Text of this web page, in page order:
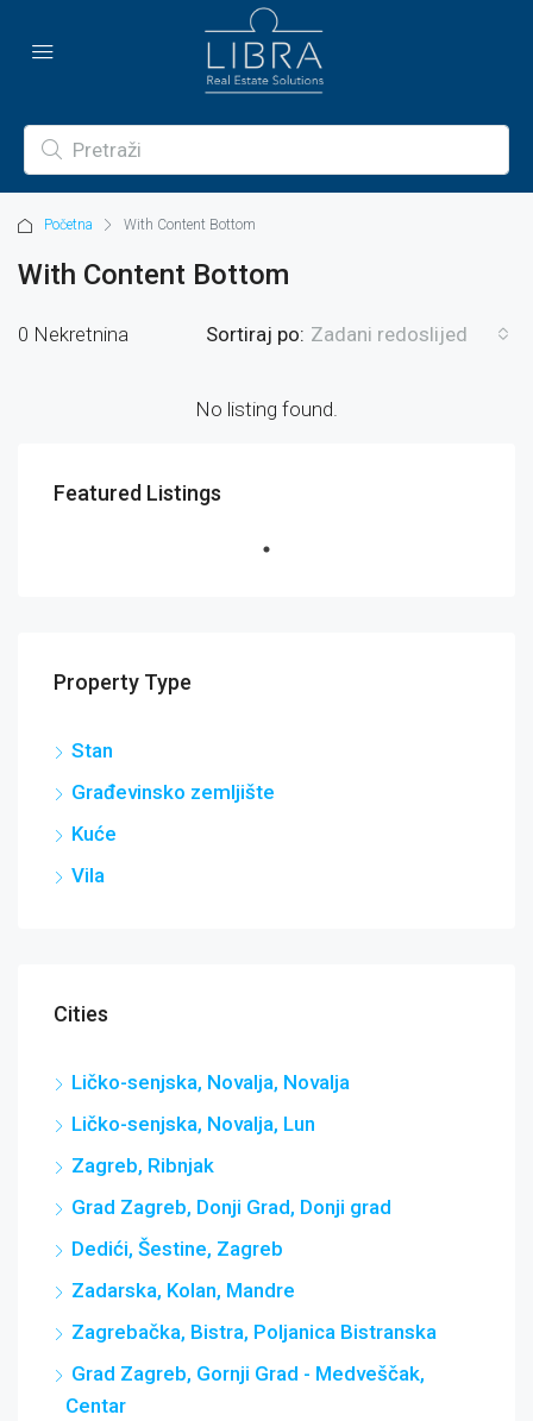
Početna With Content Bottom
With Content Bottom
0 Nekretnina Sortiraj po: Zadani redoslijed
No listing found.
Featured Listings
Property Type
Stan
Građevinsko zemljište
Kuće
Vila
Cities
Ličko-senjska, Novalja, Novalja
Ličko-senjska, Novalja, Lun
Zagreb, Ribnjak
Grad Zagreb, Donji Grad, Donji grad
Dedići, Šestine, Zagreb
Zadarska, Kolan, Mandre
Zagrebačka, Bistra, Poljanica Bistranska
Grad Zagreb, Gornji Grad - Medveščak,
Centar